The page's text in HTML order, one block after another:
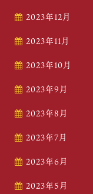
2023年12月
2023年11月
2023年10月
2023年9月
2023年8月
2023年7月
2023年6月
2023年5月